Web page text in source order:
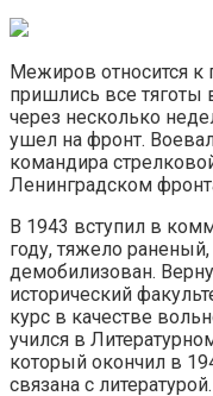
Межиров относится к
пришлись все тяготы
через несколько
ушел на фронт.
командира
Ленинградском
В 1943 вступил в
году, тяжело
демобилизован.
исторический
курс в качестве
учился в
который окончил в
связана с